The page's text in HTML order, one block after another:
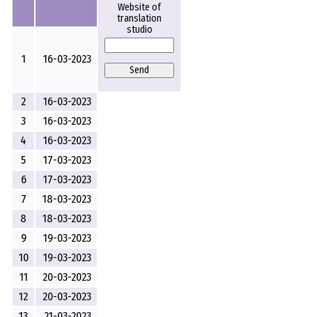
Website of
translation
studio
Send
1 16-03-2023
2
16-03-2023
3
16-03-2023
4
16-03-2023
5
17-03-2023
6
17-03-2023
7
18-03-2023
8
18-03-2023
9
19-03-2023
10
19-03-2023
11
20-03-2023
12
20-03-2023